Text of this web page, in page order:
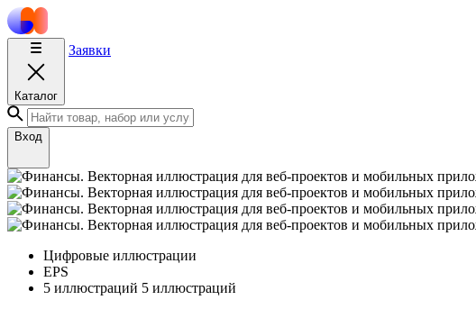
Каталог
Заявки
Вход
Цифровые иллюстрации
EPS
5 иллюстраций 5 иллюстраций